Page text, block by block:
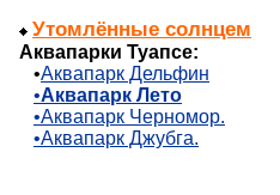
Утомлённые солнцем
Аквапарки Туапсе:
•Аквапарк Дельфин
•Аквапарк Лето
•Аквапарк Черномор.
•Аквапарк Джубга.